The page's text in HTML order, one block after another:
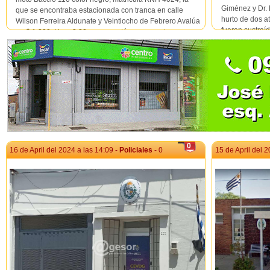
que se encontraba estacionada con tranca en calle
Wilson Ferreira Aldunate y Veintiocho de Febrero Avalúa
en $ 1.300. Hora 2.20 se presentó nuevamente
denunciante dando cuenta que recuperó el vehículo...
Giménez y
hurto de dos
fueron
los cua...
0
16 de April del 2024 a las 14:09 - Policiales - 0 15 de April del